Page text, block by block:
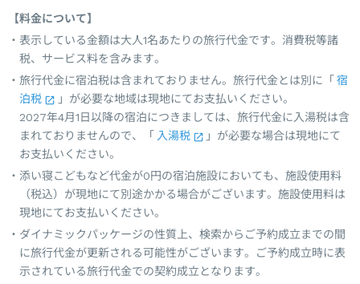
【料金について】
表示している金額は大人1名あたりの旅行代金です。消費税等諸
税、サービス料を含みます。
旅行代金に宿泊税は含まれておりません。旅行代金とは別に「 宿
泊税
」が必要な地域は現地にてお支払いください。
2027年4月1日以降の宿泊につきましては、旅行代金に入湯税は含
まれておりませんので、「 入湯税
」が必要な場合は現地にて
お支払いください。
添い寝こどもなど代金が0円の宿泊施設においても、施設使用料
（税込）が現地にて別途かかる場合がございます。施設使用料は
現地にてお支払いください。
ダイナミックパッケージの性質上、検索からご予約成立までの間
に旅行代金が更新される可能性がございます。ご予約成立時に表
示されている旅行代金での契約成立となります。